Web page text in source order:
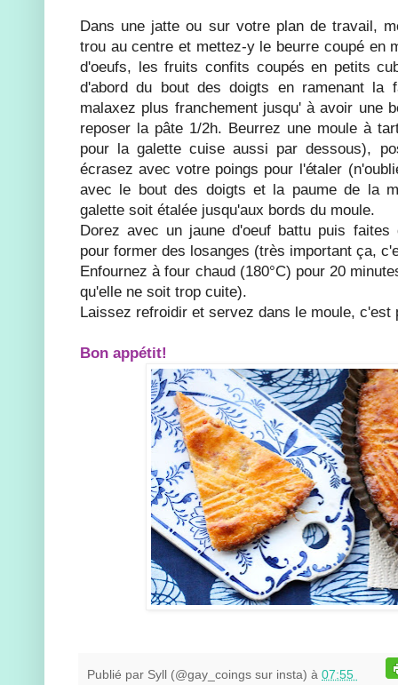
Dans une jatte ou sur votre plan de travail,
trou au centre et mettez-y le beurre coupé en
d'oeufs, les fruits confits coupés en petits
d'abord du bout des doigts en ramenant la
malaxez plus franchement jusqu' à avoir une
reposer la pâte 1/2h. Beurrez une moule à
pour la galette cuise aussi par dessous),
écrasez avec votre poings pour l'étaler
avec le bout des doigts et la paume de la
galette soit étalée jusqu'aux bords du moule.
Dorez avec un jaune d'oeuf battu puis
pour former des losanges (très important ça,
Enfournez à four chaud (180°C) pour 20
qu'elle ne soit trop cuite).
Laissez refroidir et servez dans le moule, c'est
Bon appétit!
Publié par Syll (@gay_coings sur insta) à 07:55